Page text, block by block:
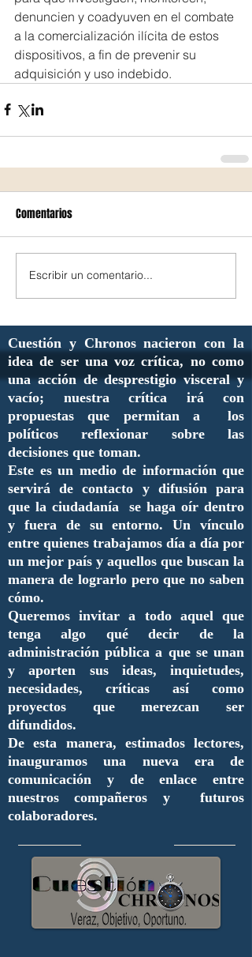
denuncien y coadyuven en el combate
a la comercialización ilícita de estos
dispositivos, a fin de prevenir su
adquisición y uso indebido.
Comentarios
Escribir un comentario...
Cuestión y Chronos nacieron con la
idea de ser una voz crítica, no como
una acción de desprestigio visceral y
vacío; nuestra crítica irá con
propuestas que permitan a los
políticos reflexionar sobre las
decisiones que toman.
Este es un medio de información que
servirá de contacto y difusión para
que la ciudadanía se haga oír dentro
y fuera de su entorno. Un vínculo
entre quienes trabajamos día a día por
un mejor país y aquellos que buscan la
manera de lograrlo pero que no saben
cómo.
Queremos invitar a todo aquel que
tenga algo qué decir de la
administración pública a que se unan
y aporten sus ideas, inquietudes,
necesidades, críticas así como
proyectos que merezcan ser
difundidos.
De esta manera, estimados lectores,
inauguramos una nueva era de
comunicación y de enlace entre
nuestros compañeros y futuros
colaboradores.